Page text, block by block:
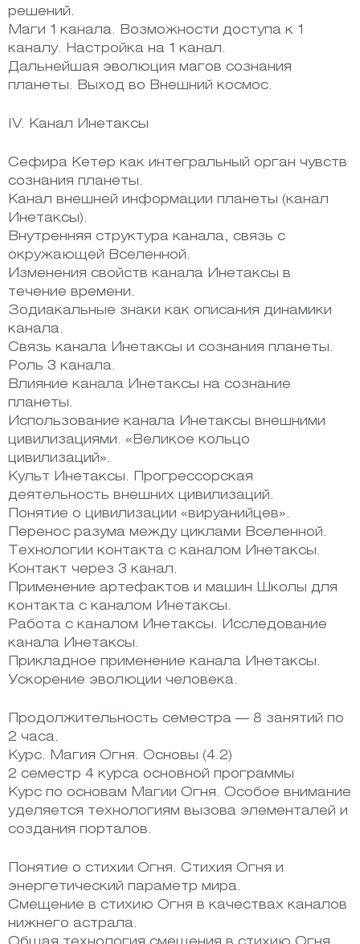
решений.
Маги 1 канала. Возможности доступа к 1
каналу. Настройка на 1 канал.
Дальнейшая эволюция магов сознания
планеты. Выход во Внешний космос.
IV. Канал Инетаксы
Сефира Кетер как интегральный орган чувств
сознания планеты.
Канал внешней информации планеты (канал
Инетаксы).
Внутренняя структура канала, связь с
окружающей Вселенной.
Изменения свойств канала Инетаксы в
течение времени.
Зодиакальные знаки как описания динамики
канала.
Связь канала Инетаксы и сознания планеты.
Роль 3 канала.
Влияние канала Инетаксы на сознание
планеты.
Использование канала Инетаксы внешними
цивилизациями. «Великое кольцо
цивилизаций».
Культ Инетаксы. Прогрессорская
деятельность внешних цивилизаций.
Понятие о цивилизации «вируанийцев».
Перенос разума между циклами Вселенной.
Технологии контакта с каналом Инетаксы.
Контакт через 3 канал.
Применение артефактов и машин Школы для
контакта с каналом Инетаксы.
Работа с каналом Инетаксы. Исследование
канала Инетаксы.
Прикладное применение канала Инетаксы.
Ускорение эволюции человека.
Продолжительность семестра — 8 занятий по
2 часа.
Курс. Магия Огня. Основы (4.2)
2 семестр 4 курса основной программы
Курс по основам Магии Огня. Особое внимание
уделяется технологиям вызова элементалей и
создания порталов.
Понятие о стихии Огня. Стихия Огня и
энергетический параметр мира.
Смещение в стихию Огня в качествах каналов
нижнего астрала.